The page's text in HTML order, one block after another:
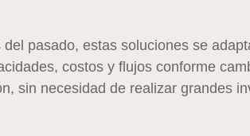
pasado, estas soluciones se
costos y flujos conforme
sin necesidad de realizar grandes